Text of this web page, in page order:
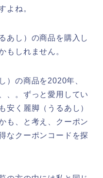
よね。
あし）の商品を購入し
もしれません。
）の商品を2020年、
、。ずっと愛用してい
安く麗脚（うるあし）
も、と考え、クーポン
なクーポンコードを探